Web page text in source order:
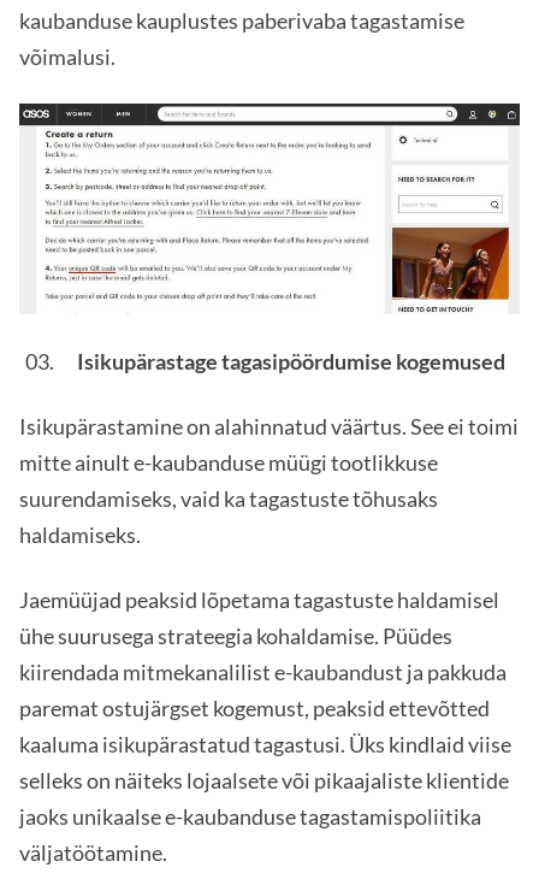
kaubanduse kauplustes paberivaba tagastamise
võimalusi.
Isikupärastage tagasipöördumise kogemused
Isikupärastamine on alahinnatud väärtus. See ei toimi
mitte ainult e-kaubanduse müügi tootlikkuse
suurendamiseks, vaid ka tagastuste tõhusaks
haldamiseks.
Jaemüüjad peaksid lõpetama tagastuste haldamisel
ühe suurusega strateegia kohaldamise. Püüdes
kiirendada mitmekanalilist e-kaubandust ja pakkuda
paremat ostujärgset kogemust, peaksid ettevõtted
kaaluma isikupärastatud tagastusi. Üks kindlaid viise
selleks on näiteks lojaalsete või pikaajaliste klientide
jaoks unikaalse e-kaubanduse tagastamispoliitika
väljatöötamine.